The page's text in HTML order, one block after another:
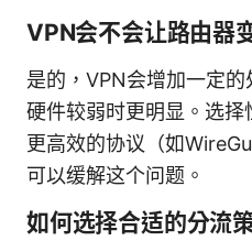
VPN会不会让路由器
是的，VPN会增加一定
硬件较弱时更明显。选择
更高效的协议（如
可以缓解这个问题。
如何选择合适的分流